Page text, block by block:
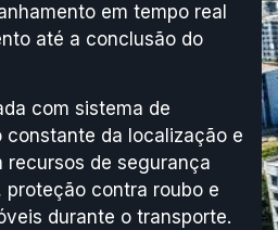
em tempo real
até a conclusão do
com sistema de
constante da localização e
recursos de segurança
proteção contra roubo e
durante o transporte.